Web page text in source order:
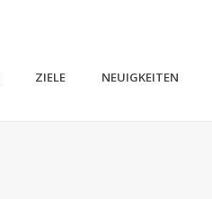
ZIELE NEUIGKEITEN